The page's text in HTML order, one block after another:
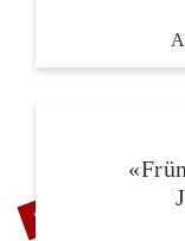
ZUSATZSHOW